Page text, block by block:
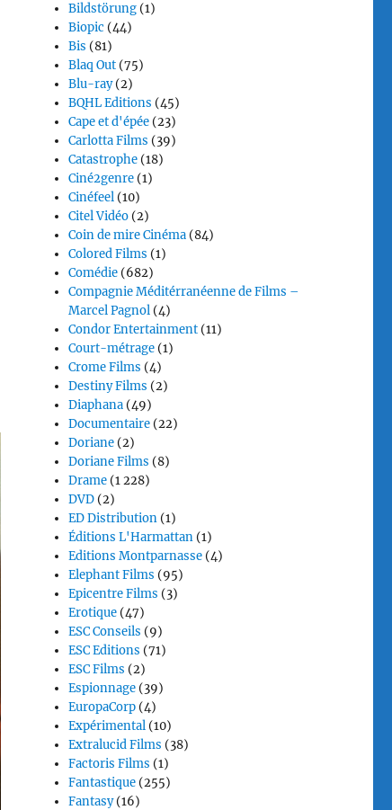
Bildstörung (1)
Biopic (44)
Bis (81)
Blaq Out (75)
Blu-ray(2)
BQHL Editions (45)
Cape et d'épée (23)
Carlotta Films (39)
Catastrophe (18)
Ciné2genre (1)
Cinéfeel (10)
Citel Vidéo (2)
Coin de mire Cinéma (84)
Colored Films (1)
Comédie (682)
Compagnie Méditérranéenne de Films –
Marcel Pagnol (4)
Condor Entertainment (11)
Court-métrage (1)
Crome Films (4)
Destiny Films (2)
Diaphana (49)
Documentaire (22)
Doriane (2)
Doriane Films (8)
Drame (1 228)
DVD (2)
ED Distribution (1)
Éditions L'Harmattan (1)
Editions Montparnasse (4)
Elephant Films (95)
Epicentre Films (3)
Erotique (47)
ESC Conseils (9)
ESC Editions (71)
ESC Films (2)
Espionnage (39)
EuropaCorp (4)
Expérimental (10)
Extralucid Films (38)
Factoris Films (1)
Fantastique (255)
Fantasy(16)